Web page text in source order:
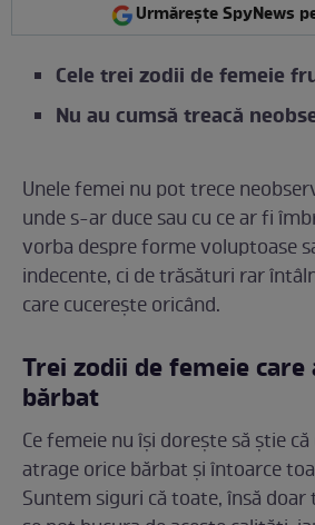
Urmărește SpyNews
Cele trei zodii de femeie
Nu au cumsă treacă
Unele femei nu pot trece
unde s-ar duce sau cu ce ar fi
vorba despre forme voluptoase
indecente, ci de trăsături rar
care cucerește oricând.
Trei zodii de femeie
bărbat
Ce femeie nu își dorește să știe
atrage orice bărbat și întoarce
Suntem siguri că toate, însă doar